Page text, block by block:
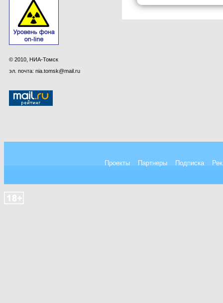
© 2010, НИА-Томск
эл. почта: nia.tomsk@mail.ru
Проекты Партнеры Подписка